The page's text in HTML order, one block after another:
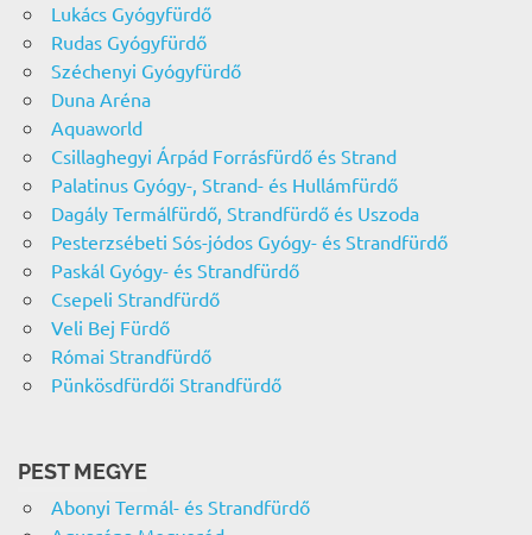
Lukács Gyógyfürdő
Rudas Gyógyfürdő
Széchenyi Gyógyfürdő
Duna Aréna
Aquaworld
Csillaghegyi Árpád Forrásfürdő és Strand
Palatinus Gyógy-, Strand- és Hullámfürdő
Dagály Termálfürdő, Strandfürdő és Uszoda
Pesterzsébeti Sós-jódos Gyógy- és Strandfürdő
Paskál Gyógy- és Strandfürdő
Csepeli Strandfürdő
Veli Bej Fürdő
Római Strandfürdő
Pünkösdfürdői Strandfürdő
PEST MEGYE
Abonyi Termál- és Strandfürdő